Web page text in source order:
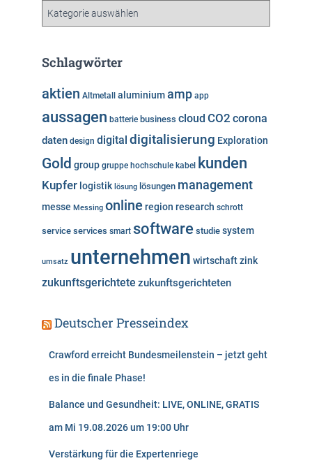
g
r
i
n
Schlagwörter
aktien Altmetall aluminiumamp app
aussagen batterie business cloud CO2 corona
daten design digital digitalisierung Exploration
Gold group gruppe hochschule kabel kunden
Kupfer logistik lösung lösungen management
messe Messing online region research schrott
service services smart software studie system
umsatz unternehmen wirtschaftzink
zukunftsgerichtete zukunftsgerichteten
Deutscher Presseindex
Crawford erreicht Bundesmeilenstein – jetzt geht
es in die finale Phase!
Balance und Gesundheit: LIVE, ONLINE, GRATIS
am Mi 19.08.2026 um 19:00 Uhr
Verstärkung für die Expertenriege